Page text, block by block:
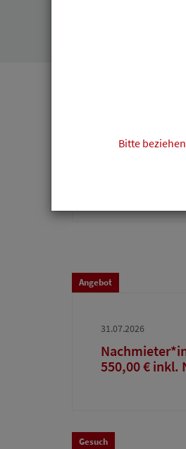
04.08.2026
Angebot
31.07.2026
550,00 € inkl.
Gesuch
Bitte